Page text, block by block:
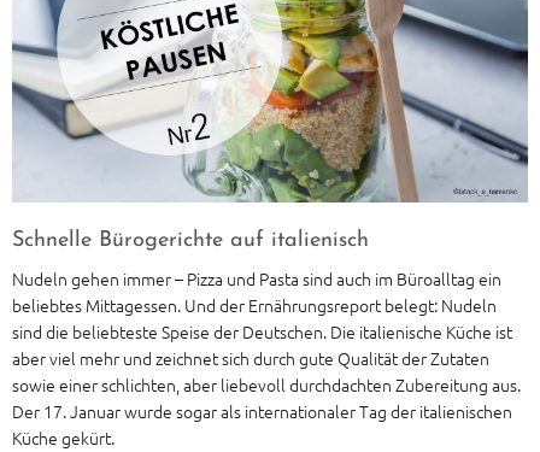
Schnelle Bürogerichte auf italienisch
Nudeln gehen immer – Pizza und Pasta sind auch im Büroalltag ein
beliebtes Mittagessen. Und der Ernährungsreport belegt: Nudeln
sind die beliebteste Speise der Deutschen. Die italienische Küche ist
aber viel mehr und zeichnet sich durch gute Qualität der Zutaten
sowie einer schlichten, aber liebevoll durchdachten Zubereitung aus.
Der 17. Januar wurde sogar als internationaler Tag der italienischen
Küche gekürt.